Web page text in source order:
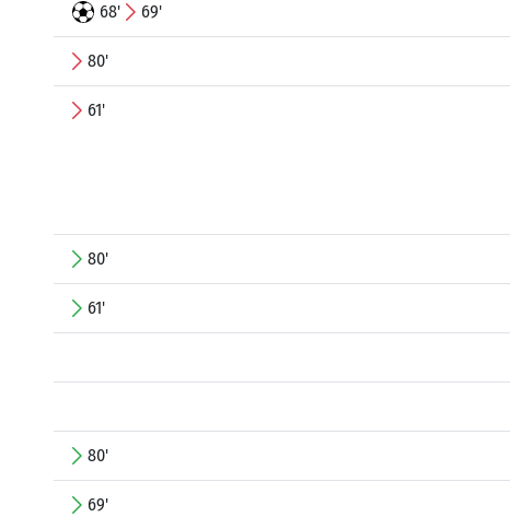
68' 69'
80'
61'
80'
61'
80'
69'